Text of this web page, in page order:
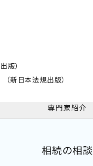
版）
新日本法規出版）
専門家紹介
相続の相談